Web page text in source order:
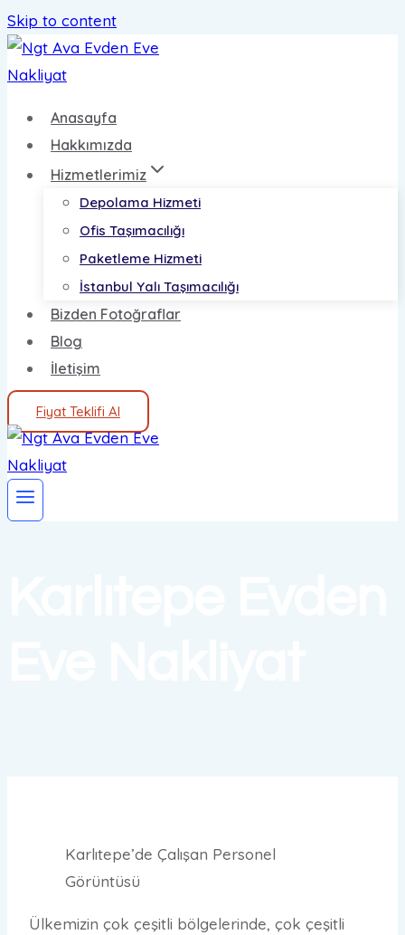
Skip to content
Anasayfa
Hakkımızda
Hizmetlerimiz
Depolama Hizmeti
Ofis Taşımacılığı
Paketleme Hizmeti
İstanbul Yalı Taşımacılığı
Bizden Fotoğraflar
Blog
İletişim
Fiyat Teklifi Al
Karlıtepe’de Çalışan Personel
Görüntüsü
Ülkemizin çok çeşitli bölgelerinde, çok çeşitli